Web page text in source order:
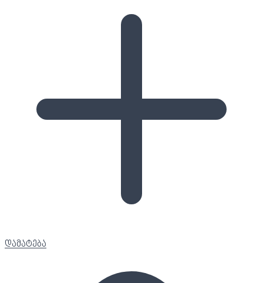
დამატება